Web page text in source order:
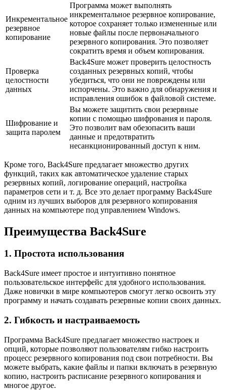
Инкрементальное
резервное
копирование
Программа может выполнять
инкрементальное резервное копирование,
которое сохраняет только измененные или
новые файлы после первоначального
резервного копирования. Это позволяет
сократить время и объем копирования.
Проверка
целостности
данных
Back4Sure может проверить целостность
созданных резервных копий, чтобы
убедиться, что они не повреждены или
испорчены. Это важно для обнаружения и
исправления ошибок в файловой системе.
Шифрование и
защита паролем
Вы можете защитить свои резервные
копии с помощью шифрования и пароля.
Это позволит вам обезопасить ваши
данные и предотвратить
несанкционированный доступ к ним.
Кроме того, Back4Sure предлагает множество других
функций, таких как автоматическое удаление старых
резервных копий, логирование операций, настройка
параметров сети и т. д. Все это делает программу Back4Sure
одним из лучших выборов для резервного копирования
данных на компьютере под управлением Windows.
Преимущества Back4Sure
1. Простота использования
Back4Sure имеет простое и интуитивно понятное
пользовательское интерфейс для удобного использования.
Даже новички в мире компьютеров смогут легко освоить эту
программу и начать создавать резервные копии своих данных.
2. Гибкость и настраиваемость
Программа Back4Sure предлагает множество настроек и
опций, которые позволяют пользователям гибко настроить
процесс резервного копирования под свои потребности. Вы
можете выбрать, какие файлы и папки включать в резервную
копию, настроить расписание резервного копирования и
многое другое.